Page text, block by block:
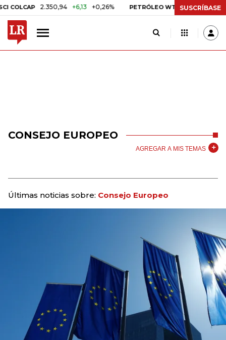
2.350,94 +6,13 +0,26% PETRÓLEO WTI US$ 78,18 US$
SUSCRÍBASE
CONSEJO EUROPEO
AGREGAR A MIS TEMAS
Últimas noticias sobre: Consejo Europeo